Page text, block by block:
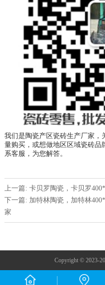
我们是陶瓷产区瓷砖生产厂家，
量购买，或想做地区区域瓷砖品
系客服，为您解答。
上一篇: 卡贝罗陶瓷，卡贝罗
下一篇: 加特林陶瓷，加特林
家
Copyright © 2023-